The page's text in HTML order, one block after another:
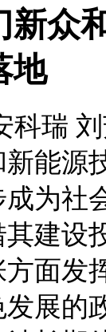
新众
地
科瑞
新能源
成为社
其建设
方面发
发展的